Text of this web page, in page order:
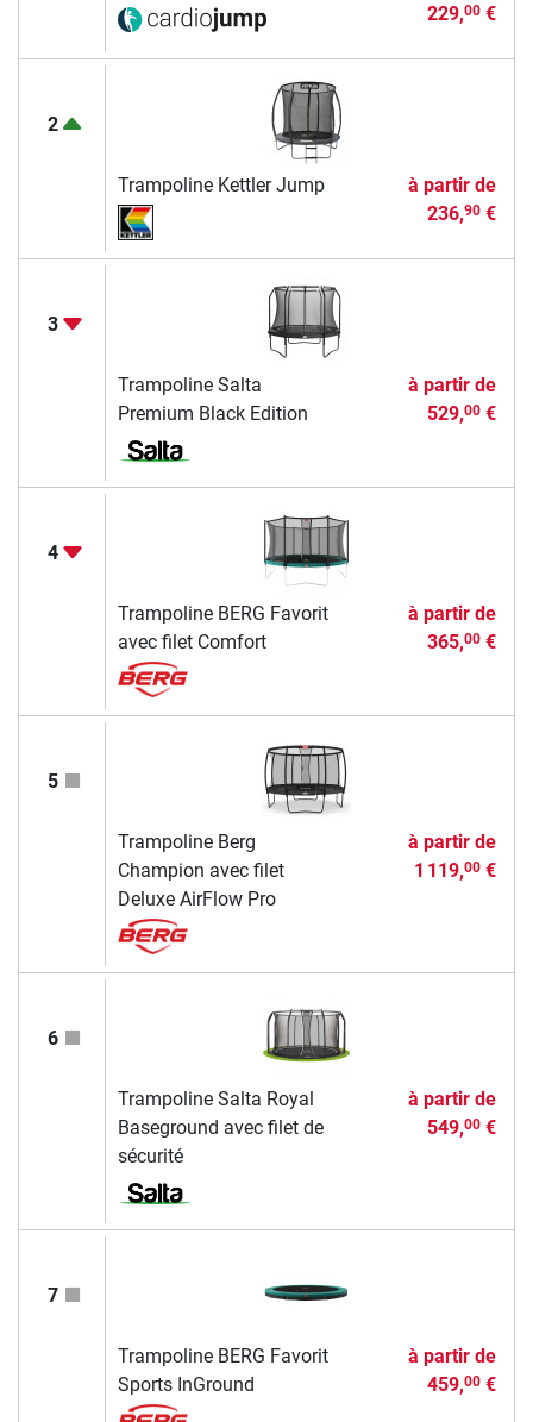
229,00€
2
Trampoline Kettler Jump
à partir de
236,90€
3
Trampoline Salta
Premium Black Edition
à partir de
529,00€
4
Trampoline BERG Favorit
avec filet Comfort
à partir de
365,00€
5
Trampoline Berg
Champion avec filet
Deluxe AirFlow Pro
à partir de
1 119,00€
6
Trampoline Salta Royal
Baseground avec filet de
sécurité
à partir de
549,00€
7
Trampoline BERG Favorit
Sports InGround
à partir de
459,00€